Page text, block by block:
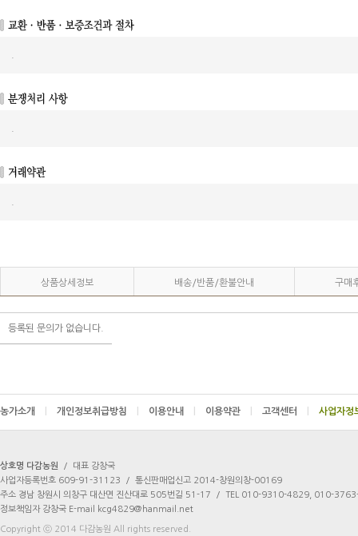
상품상세정보 배송/반품/환불안내 구매
등록된 문의가 없습니다.
농가소개 개인정보취급방침 이용안내 이용약관 고객센터
상호명 다감농원 /
대표 강창국
사업자등록번호 609-91-31123
/
통신판매업신고 2014-창원의창-00169
주소 경남 창원시 의창구 대산면 진산대로 505번길 51-17
/
TEL 010-9310-4829, 010-
정보책임자 강창국 E-mail kcg4829@hanmail.net
Copyright ⓒ 2014 다감농원 All rights reserved.